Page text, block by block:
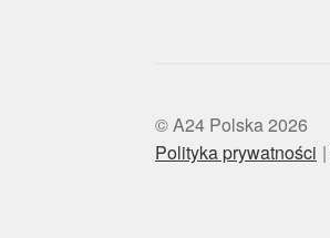
© A24 Polska 2026
Polityka prywatności